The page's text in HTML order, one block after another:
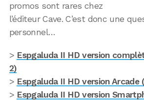
promos sont rares chez
l’éditeur Cave. C’est donc une
personnel…
> Espgaluda II HD version
2)
> Espgaluda II HD version Arcade
> Espgaluda II HD version